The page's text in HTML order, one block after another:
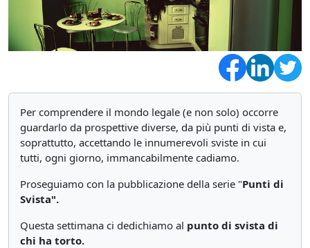
Per comprendere il mondo legale (e non solo) occorre
guardarlo da prospettive diverse, da più punti di vista e,
soprattutto, accettando le innumerevoli sviste in cui
tutti, ogni giorno, immancabilmente cadiamo.
Proseguiamo con la pubblicazione della serie "Punti di
Svista".
Questa settimana ci dedichiamo al punto di svista di
chi ha torto.